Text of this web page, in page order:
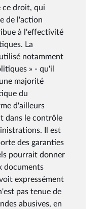
ce droit, qui
de l'action
à l'effectivité
La
notamment
» - qu'il
majorité
du
d'ailleurs
dans le contrôle
Il est
des garanties
pourrait donner
documents
expressément
pas tenue de
abusives, en